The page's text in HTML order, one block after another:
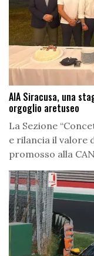
AIA Siracusa, una
orgoglio aretuseo
La Sezione
e rilancia il valore
promosso alla